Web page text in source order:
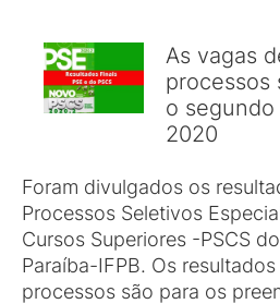
As vagas
processos
o
2020
Foram divulgados os
Processos Seletivos
Cursos Superiores -PSCS
Paraíba-IFPB. Os
processos são para os